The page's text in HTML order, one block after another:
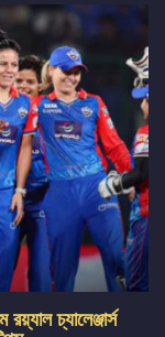
চ্যালেঞ্জার্স